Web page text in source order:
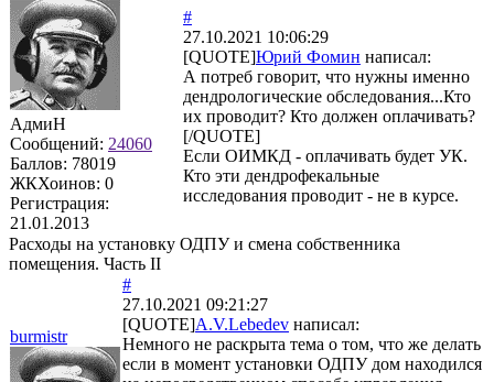
АдмиН
Сообщений: 24060
Баллов: 78019
ЖКХоинов: 0
Регистрация:
21.01.2013
#
27.10.2021 10:06:29
[QUOTE]Юрий Фомин написал:
А потреб говорит, что нужны именно
дендрологические обследования...Кто
их проводит? Кто должен оплачивать?
[/QUOTE]
Если ОИМКД - оплачивать будет УК.
Кто эти дендрофекальные
исследования проводит - не в курсе.
Расходы на установку ОДПУ и смена собственника
помещения. Часть II
burmistr
#
27.10.2021 09:21:27
[QUOTE]A.V.Lebedev написал:
Немного не раскрыта тема о том, что же делать
если в момент установки ОДПУ дом находился